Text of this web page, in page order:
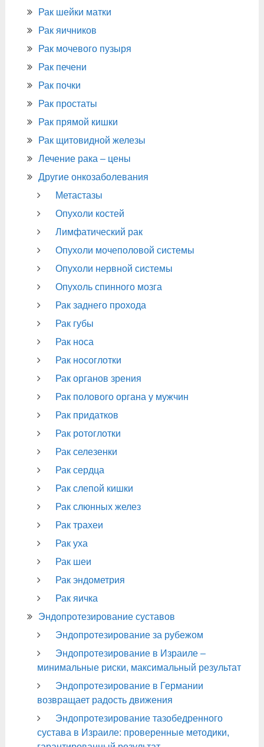
Рак шейки матки
Рак яичников
Рак мочевого пузыря
Рак печени
Рак почки
Рак простаты
Рак прямой кишки
Рак щитовидной железы
Лечение рака – цены
Другие онкозаболевания
Метастазы
Опухоли костей
Лимфатический рак
Опухоли мочеполовой системы
Опухоли нервной системы
Опухоль спинного мозга
Рак заднего прохода
Рак губы
Рак носа
Рак носоглотки
Рак органов зрения
Рак полового органа у мужчин
Рак придатков
Рак ротоглотки
Рак селезенки
Рак сердца
Рак слепой кишки
Рак слюнных желез
Рак трахеи
Рак уха
Рак шеи
Рак эндометрия
Рак яичка
Эндопротезирование суставов
Эндопротезирование за рубежом
Эндопротезирование в Израиле –
минимальные риски, максимальный результат
Эндопротезирование в Германии
возвращает радость движения
Эндопротезирование тазобедренного
сустава в Израиле: проверенные методики,